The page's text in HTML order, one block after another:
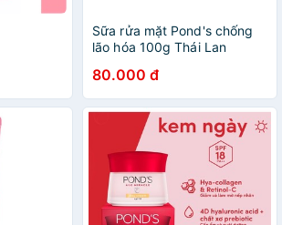
Sữa rửa mặt Pond's chống
lão hóa 100g Thái Lan
80.000 đ